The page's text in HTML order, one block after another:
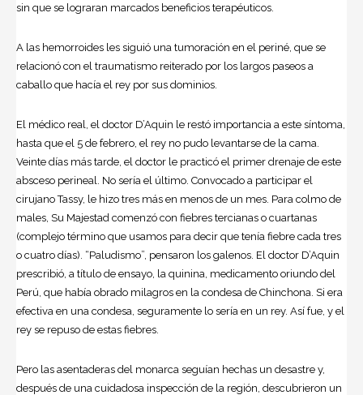
sin que se lograran marcados beneficios terapéuticos.
A las hemorroides les siguió una tumoración en el periné, que se
relacionó con el traumatismo reiterado por los largos paseos a
caballo que hacía el rey por sus dominios.
El médico real, el doctor D’Aquin le restó importancia a este síntoma,
hasta que el 5 de febrero, el rey no pudo levantarse de la cama.
Veinte días más tarde, el doctor le practicó el primer drenaje de este
absceso perineal. No sería el último. Convocado a participar el
cirujano Tassy, le hizo tres más en menos de un mes. Para colmo de
males, Su Majestad comenzó con fiebres tercianas o cuartanas
(complejo término que usamos para decir que tenía fiebre cada tres
o cuatro días). “Paludismo”, pensaron los galenos. El doctor D’Aquin
prescribió, a título de ensayo, la quinina, medicamento oriundo del
Perú, que había obrado milagros en la condesa de Chinchona. Si era
efectiva en una condesa, seguramente lo sería en un rey. Así fue, y el
rey se repuso de estas fiebres.
Pero las asentaderas del monarca seguían hechas un desastre y,
después de una cuidadosa inspección de la región, descubrieron un